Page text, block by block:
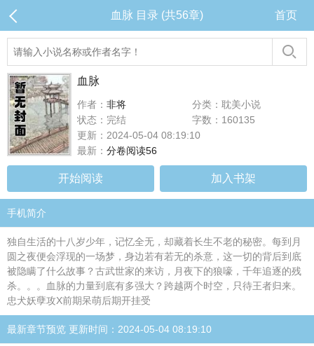
血脉 目录 (共56章) 首页
血脉
作者： 非将
分类：耽美小说
状态：完结
字数：160135
更新：2024-05-04 08:19:10
最新： 分卷阅读56
开始阅读 加入书架
手机简介
独自生活的十八岁少年，记忆全无，却藏着长生不老的秘密。每到月
圆之夜便会浮现的一场梦，身边若有若无的杀意，这一切的背后到底
被隐瞒了什么故事？古武世家的来访，月夜下的狼嚎，千年追逐的残
杀。。。血脉的力量到底有多强大？跨越两个时空，只待王者归来。
忠犬妖孽攻X前期呆萌后期开挂受
最新章节预览 更新时间：2024-05-04 08:19:10